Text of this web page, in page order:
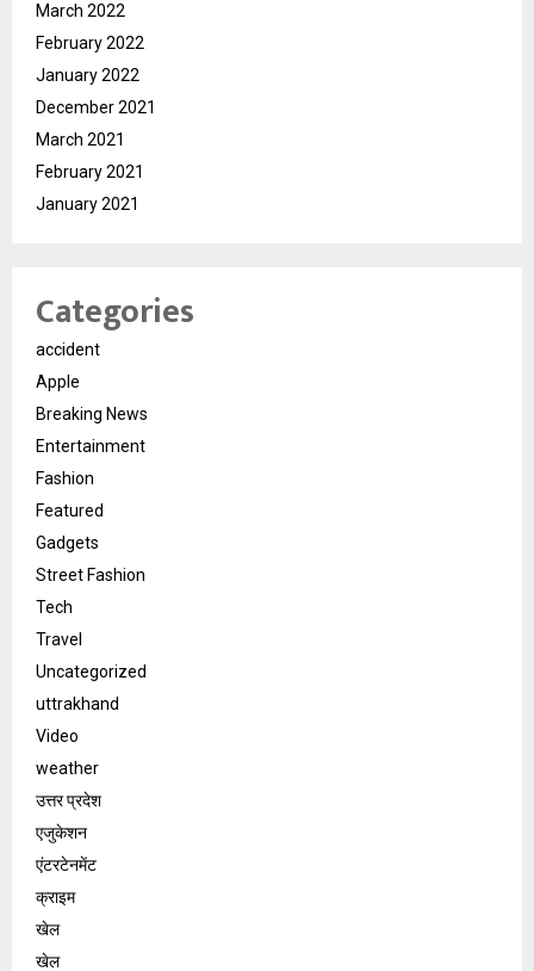
March 2022
February 2022
January 2022
December 2021
March 2021
February 2021
January 2021
Categories
accident
Apple
Breaking News
Entertainment
Fashion
Featured
Gadgets
Street Fashion
Tech
Travel
Uncategorized
uttrakhand
Video
weather
उत्तर प्रदेश
एजुकेशन
एंटरटेनमेंट
क्राइम
खेल
खेल